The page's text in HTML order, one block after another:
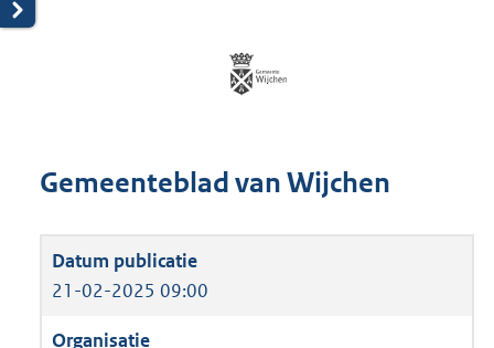
Gemeenteblad van Wijchen
21-02-2025 09:00